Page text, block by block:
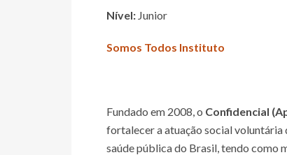
Nível: Junior
Somos Todos Instituto
Fundado em 2008, o Confidencial
fortalecer a atuação social voluntária
saúde pública do Brasil, tendo como